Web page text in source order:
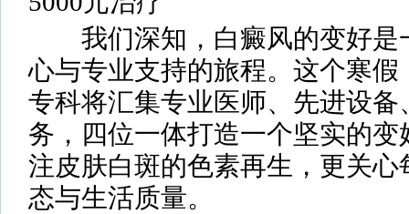
我们深知，白癜风的变好是
心与专业支持的旅程。这个寒
专科将汇集专业医师、先进设
务，四位一体打造一个坚实的
注皮肤白斑的色素再生，更关
态与生活质量。